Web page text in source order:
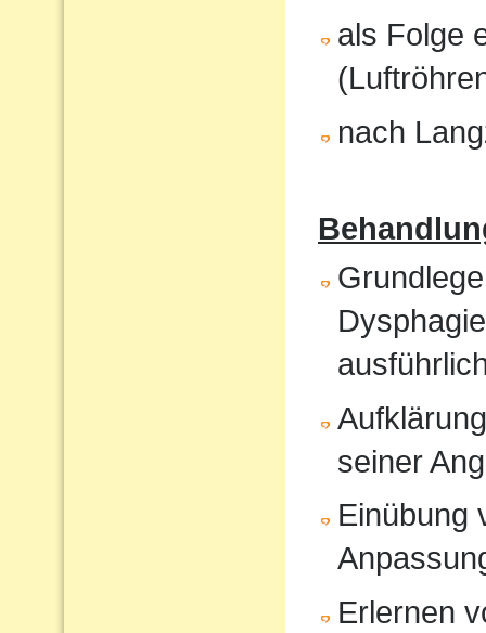
als Folge
nach
seiner
Einübung
Erlernen